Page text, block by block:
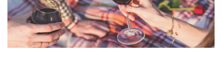
rent
&